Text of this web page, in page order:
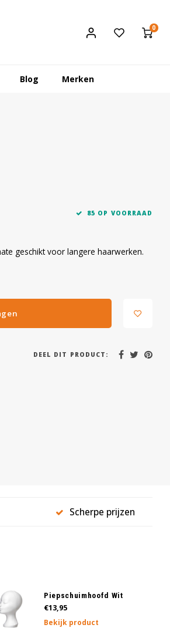
0
Blog Merken
85 OP VOORRAAD
geschikt voor langere haarwerken.
DEEL DIT PRODUCT:
Scherpe prijzen
Piepschuimhoofd Wit
€13,95
Bekijk product